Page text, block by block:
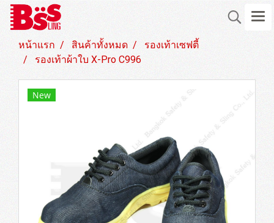
หน้าแรก สินค้าทั้งหมด
รองเท้าเซฟตี้
รองเท้าผ้าใบ X-Pro C996
New